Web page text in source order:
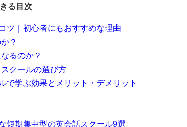
る目次
ツ｜初心者にもおすすめな理由
？
るのか？
クールの選び方
で学ぶ効果とメリット・デメリット
短期集中型の英会話スクール9選